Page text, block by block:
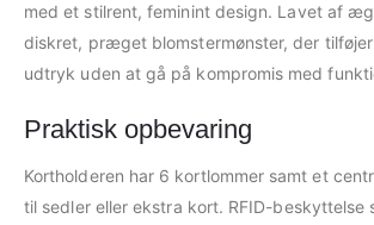
med et stilrent, feminint design. Lavet af
diskret, præget blomstermønster, der
udtryk uden at gå på kompromis med
Praktisk opbevaring
Kortholderen har 6 kortlommer samt et
til sedler eller ekstra kort. RFID-beskyttelse